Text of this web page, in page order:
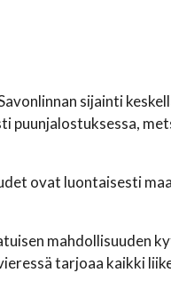
sijainti
puunjalostuksessa,
ovat luontaisesti
mahdollisuuden
tarjoaa kaikki